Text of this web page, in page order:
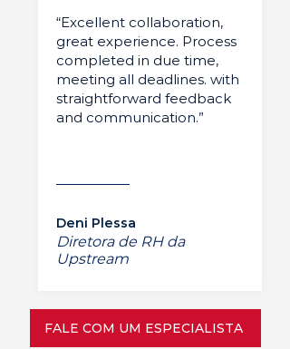
“Excellent collaboration,
great experience. Process
completed in due time,
meeting all deadlines. with
straightforward feedback
and communication.”
Deni Plessa
Diretora de RH da
Upstream
FALE COM UM ESPECIALISTA